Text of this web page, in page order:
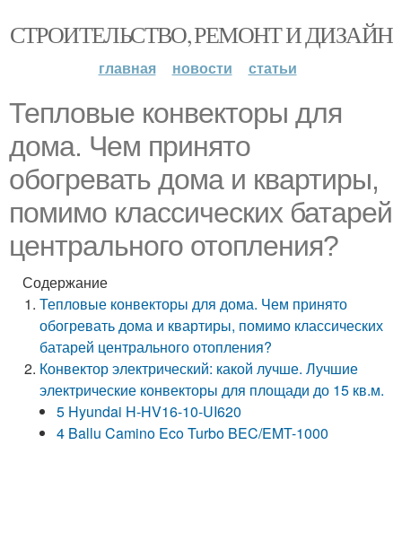
СТРОИТЕЛЬСТВО, РЕМОНТ И ДИЗАЙН
главная новости статьи
Тепловые конвекторы для
дома. Чем принято
обогревать дома и квартиры,
помимо классических батарей
центрального отопления?
Содержание
Тепловые конвекторы для дома. Чем принято
обогревать дома и квартиры, помимо классических
батарей центрального отопления?
Конвектор электрический: какой лучше. Лучшие
электрические конвекторы для площади до 15 кв.м.
5 Hyundai H-HV16-10-UI620
4 Ballu Camino Eco Turbo BEC/EMT-1000